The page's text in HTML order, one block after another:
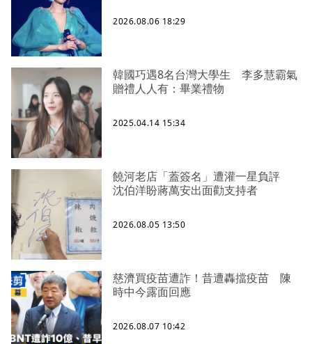
2026.08.06 18:29
韓國巧遇8名台灣大學生 李多慧霸氣
贈禮人人有：畢業禮物
2025.04.14 15:34
饒河老店「蓋簽名」遭灌一星負評
沈伯洋盼蔣萬安出面勸支持者
2026.08.05 13:50
慈濟買疫苗遭詐！昔遭轟擋疫苗 陳
時中今露面回應
2026.08.07 10:42